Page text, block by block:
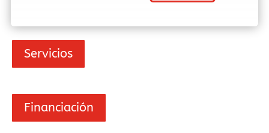
Servicios
Financiación